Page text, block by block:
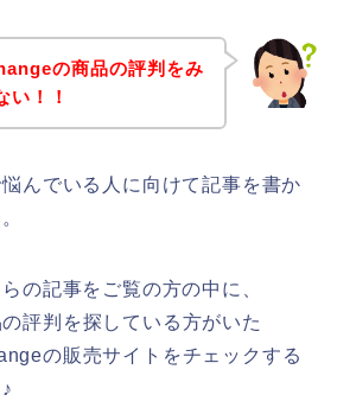
の商品の評判をみ
い！！
んでいる人に向けて記事を書か
の記事をご覧の方の中に、
評判を探している方がいた
の販売サイトをチェックする